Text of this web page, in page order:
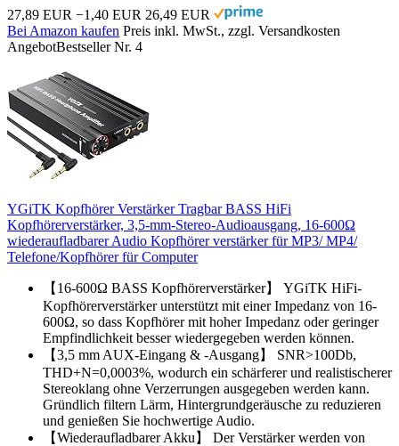
27,89 EUR −1,40 EUR 26,49 EUR
Bei Amazon kaufen Preis inkl. MwSt., zzgl. Versandkosten
AngebotBestseller Nr. 4
YGiTK Kopfhörer Verstärker Tragbar BASS HiFi
Kopfhörerverstärker, 3,5-mm-Stereo-Audioausgang, 16-600Ω
wiederaufladbarer Audio Kopfhörer verstärker für MP3/ MP4/
Telefone/Kopfhörer für Computer
【16-600Ω BASS Kopfhörerverstärker】 YGiTK HiFi-
Kopfhörerverstärker unterstützt mit einer Impedanz von 16-
600Ω, so dass Kopfhörer mit hoher Impedanz oder geringer
Empfindlichkeit besser wiedergegeben werden können.
【3,5 mm AUX-Eingang & -Ausgang】 SNR>100Db,
THD+N=0,0003%, wodurch ein schärferer und realistischerer
Stereoklang ohne Verzerrungen ausgegeben werden kann.
Gründlich filtern Lärm, Hintergrundgeräusche zu reduzieren
und genießen Sie hochwertige Audio.
【Wiederaufladbarer Akku】 Der Verstärker werden von